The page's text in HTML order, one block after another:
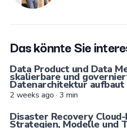
Das könnte Sie
Data Product und Data
skalierbare und
Datenarchitektur aufbaut
2 weeks ago · 3 min
Disaster Recovery
Strategien, Modelle und